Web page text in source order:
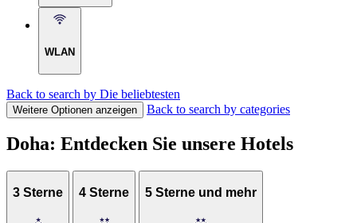
WLAN
Back to search by Die beliebtesten
Weitere Optionen anzeigen Back to search by categories
Doha: Entdecken Sie unsere Hotels
3 Sterne 4 Sterne 5 Sterne und mehr